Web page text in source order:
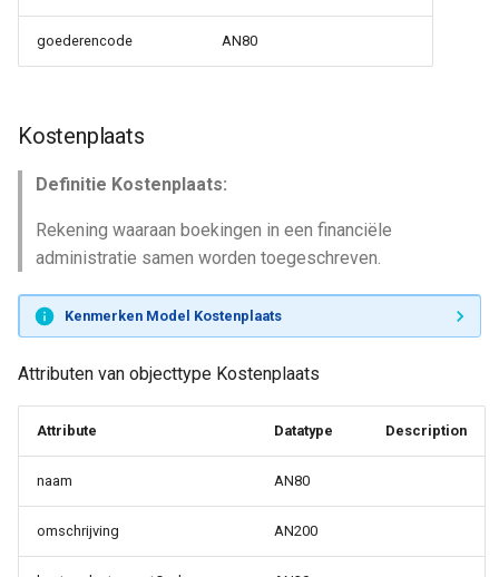
goederencode AN80
Kostenplaats
Definitie Kostenplaats:
Rekening waaraan boekingen in een financiële
administratie samen worden toegeschreven.
Kenmerken Model Kostenplaats
Attributen van objecttype Kostenplaats
Attribute Datatype Description
naam AN80
omschrijving AN200